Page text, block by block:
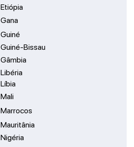
Etiópia
Gana
Guiné
Guiné-Bissau
Gâmbia
Libéria
Líbia
Mali
Marrocos
Mauritânia
Nigéria